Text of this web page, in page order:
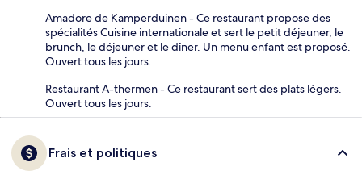
Amadore de Kamperduinen - Ce restaurant propose des
spécialités Cuisine internationale et sert le petit déjeuner, le
brunch, le déjeuner et le dîner. Un menu enfant est proposé.
Ouvert tous les jours.
Restaurant A-thermen - Ce restaurant sert des plats légers.
Ouvert tous les jours.
Frais et politiques